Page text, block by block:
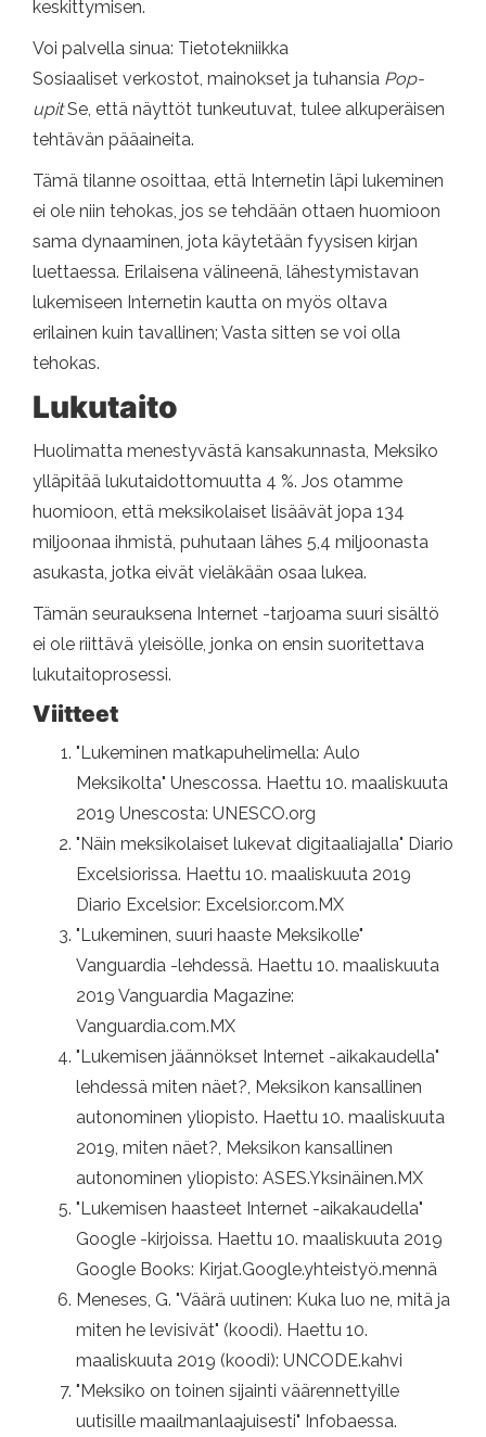
keskittymisen.
Voi palvella sinua: Tietotekniikka
Sosiaaliset verkostot, mainokset ja tuhansia Pop-
upitSe, että näyttöt tunkeutuvat, tulee alkuperäisen
tehtävän pääaineita.
Tämä tilanne osoittaa, että Internetin läpi lukeminen
ei ole niin tehokas, jos se tehdään ottaen huomioon
sama dynaaminen, jota käytetään fyysisen kirjan
luettaessa. Erilaisena välineenä, lähestymistavan
lukemiseen Internetin kautta on myös oltava
erilainen kuin tavallinen; Vasta sitten se voi olla
tehokas.
Lukutaito
Huolimatta menestyvästä kansakunnasta, Meksiko
ylläpitää lukutaidottomuutta 4 %. Jos otamme
huomioon, että meksikolaiset lisäävät jopa 134
miljoonaa ihmistä, puhutaan lähes 5,4 miljoonasta
asukasta, jotka eivät vieläkään osaa lukea.
Tämän seurauksena Internet -tarjoama suuri sisältö
ei ole riittävä yleisölle, jonka on ensin suoritettava
lukutaitoprosessi.
Viitteet
"Lukeminen matkapuhelimella: Aulo
Meksikolta" Unescossa. Haettu 10. maaliskuuta
2019 Unescosta: UNESCO.org
"Näin meksikolaiset lukevat digitaaliajalla" Diario
Excelsiorissa. Haettu 10. maaliskuuta 2019
Diario Excelsior: Excelsior.com.MX
"Lukeminen, suuri haaste Meksikolle"
Vanguardia -lehdessä. Haettu 10. maaliskuuta
2019 Vanguardia Magazine:
Vanguardia.com.MX
"Lukemisen jäännökset Internet -aikakaudella"
lehdessä miten näet?, Meksikon kansallinen
autonominen yliopisto. Haettu 10. maaliskuuta
2019, miten näet?, Meksikon kansallinen
autonominen yliopisto: ASES.Yksinäinen.MX
"Lukemisen haasteet Internet -aikakaudella"
Google -kirjoissa. Haettu 10. maaliskuuta 2019
Google Books: Kirjat.Google.yhteistyö.mennä
Meneses, G. "Väärä uutinen: Kuka luo ne, mitä ja
miten he levisivät" (koodi). Haettu 10.
maaliskuuta 2019 (koodi): UNCODE.kahvi
"Meksiko on toinen sijainti väärennettyille
uutisille maailmanlaajuisesti" Infobaessa.